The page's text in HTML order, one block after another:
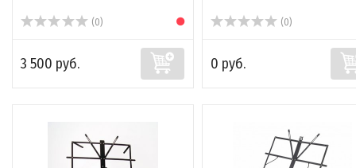
(0)
3 500 руб.
(0)
0 руб.